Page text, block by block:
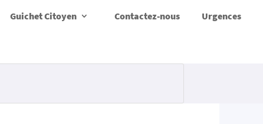
Guichet Citoyen Contactez-nous Urgences